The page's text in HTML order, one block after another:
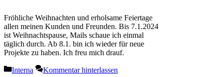
Fröhliche Weihnachten und erholsame Feiertage
allen meinen Kunden und Freunden. Bis 7.1.2024
ist Weihnachtspause, Mails schaue ich einmal
täglich durch. Ab 8.1. bin ich wieder für neue
Projekte zu haben. Ich freu mich drauf.
Kategorien
Interna Kommentar hinterlassen